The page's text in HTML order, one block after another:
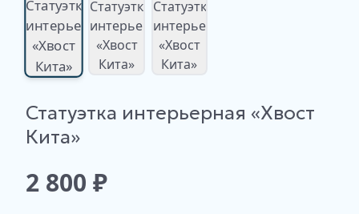
Изображение недоступно
Изображение
недоступно
ИзображениеИзображение
Статуэтка интерьерная «Хвост
Кита»
2 800 ₽